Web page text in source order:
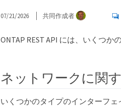
07/21/2026 共同作成者
ONTAP REST API には、いくつか
ネットワークに関
いくつかのタイプのインターフェ